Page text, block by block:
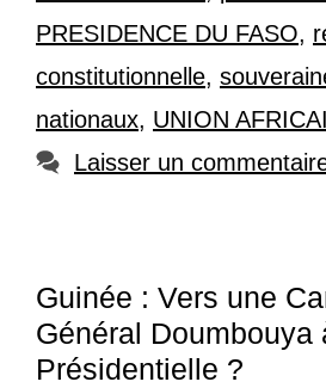
PRESIDENCE DU FASO,
constitutionnelle,
nationaux, UNION
Laisser un
Guinée : Vers une
Général Doumbouya
Présidentielle ?